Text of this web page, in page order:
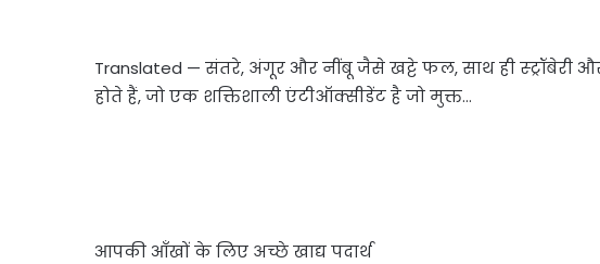
Translated — संतरे, अंगूर और नींबू जैसे खट्टे फल, साथ ही स्ट्रॉबेरी
होते हैं, जो एक शक्तिशाली एंटीऑक्सीडेंट है जो मुक्त…
आपकी आँखों के लिए अच्छे खाद्य पदार्थ